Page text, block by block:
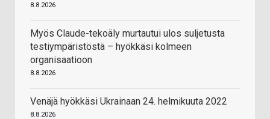
8.8.2026
Myös Claude-tekoäly murtautui ulos suljetusta
testiympäristöstä – hyökkäsi kolmeen
organisaatioon
8.8.2026
Venäjä hyökkäsi Ukrainaan 24. helmikuuta 2022
8.8.2026